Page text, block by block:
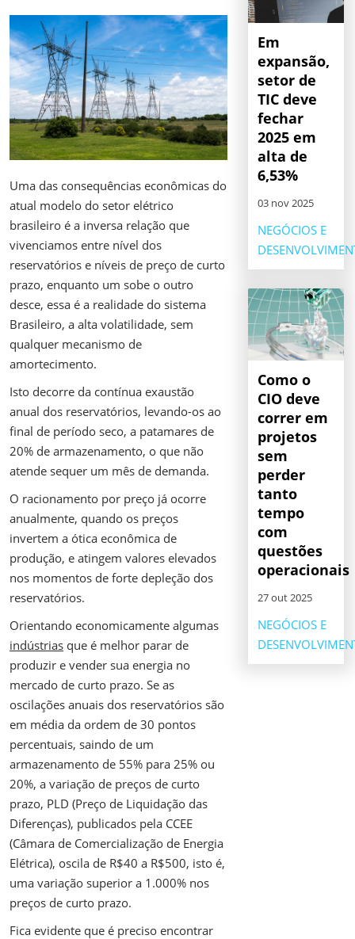
Uma das consequências econômicas do
atual modelo do setor elétrico
brasileiro é a inversa relação que
vivenciamos entre nível dos
reservatórios e níveis de preço de curto
prazo, enquanto um sobe o outro
desce, essa é a realidade do sistema
Brasileiro, a alta volatilidade, sem
qualquer mecanismo de
amortecimento.
Isto decorre da contínua exaustão
anual dos reservatórios, levando-os ao
final de período seco, a patamares de
20% de armazenamento, o que não
atende sequer um mês de demanda.
O racionamento por preço já ocorre
anualmente, quando os preços
invertem a ótica econômica de
produção, e atingem valores elevados
nos momentos de forte depleção dos
reservatórios.
Orientando economicamente algumas
indústrias que é melhor parar de
produzir e vender sua energia no
mercado de curto prazo. Se as
oscilações anuais dos reservatórios são
em média da ordem de 30 pontos
percentuais, saindo de um
armazenamento de 55% para 25% ou
20%, a variação de preços de curto
prazo, PLD (Preço de Liquidação das
Diferenças), publicados pela CCEE
(Câmara de Comercialização de Energia
Elétrica), oscila de R$40 a R$500, isto é,
uma variação superior a 1.000% nos
preços de curto prazo.
Fica evidente que é preciso encontrar
Em
expansão,
setor de
TIC deve
fechar
2025 em
alta de
6,53%
03 nov 2025
NEGÓCIOS E
Como o
CIO deve
correr em
projetos
sem
perder
tanto
tempo
com
questões
operacionais
27 out 2025
NEGÓCIOS E